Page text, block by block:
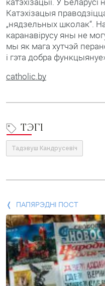
Катэхізацыя
„нядзельных школак“.
каранавірусу яны не
мы як мага хутчэй
і гэта добра
catholic.by
ТЭГІ
Тадэвуш Кандрусевіч
Папярэдні
пост
і
наступны
пост
ПАПЯРЭДНІ ПОСТ